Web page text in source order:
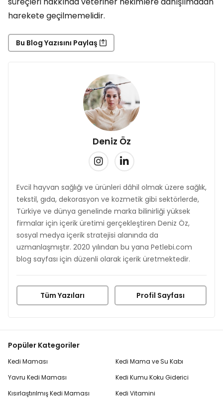
harekete geçilmemelidir.
Bu Blog Yazısını Paylaş
Deniz Öz
Evcil hayvan sağlığı ve ürünleri dâhil olmak üzere sağlık,
tekstil, gıda, dekorasyon ve kozmetik gibi sektörlerde,
Türkiye ve dünya genelinde marka bilinirliği yüksek
firmalar için içerik üretimi gerçekleştiren Deniz Öz,
sosyal medya içerik stratejisi alanında da
uzmanlaşmıştır. 2020 yılından bu yana Petlebi.com
blog sayfası için düzenli olarak içerik üretmektedir.
Tüm Yazıları Profil Sayfası
Popüler Kategoriler
Kedi Maması
Yavru Kedi Maması
Kısırlaştırılmış Kedi Maması
Kedi Mama ve Su Kabı
Kedi Kumu Koku Giderici
Kedi Vitamini